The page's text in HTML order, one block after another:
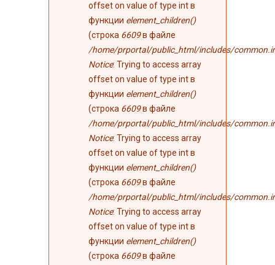
offset on value of type int в
функции element_children()
(строка 6609в файле
/home/prportal/public_html/includes/
Notice: Trying to access array
offset on value of type int в
функции element_children()
(строка 6609в файле
/home/prportal/public_html/includes/
Notice: Trying to access array
offset on value of type int в
функции element_children()
(строка 6609в файле
/home/prportal/public_html/includes/
Notice: Trying to access array
offset on value of type int в
функции element_children()
(строка 6609в файле